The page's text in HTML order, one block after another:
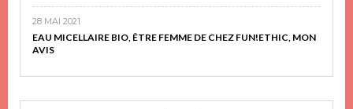
28 MAI 2021
EAU MICELLAIRE BIO, ÊTRE FEMME DE CHEZ FUN!ETHIC, MON
AVIS